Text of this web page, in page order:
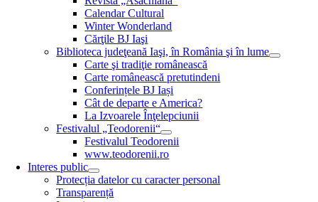
Calendar Cultural
Winter Wonderland
Cărţile BJ Iaşi
Biblioteca judeţeană Iaşi, în România şi în lume
Carte şi tradiţie românească
Carte românească pretutindeni
Conferințele BJ Iași
Cât de departe e America?
La Izvoarele Înţelepciunii
Festivalul „Teodorenii“
Festivalul Teodorenii
www.teodorenii.ro
Interes public
Protecția datelor cu caracter personal
Transparență